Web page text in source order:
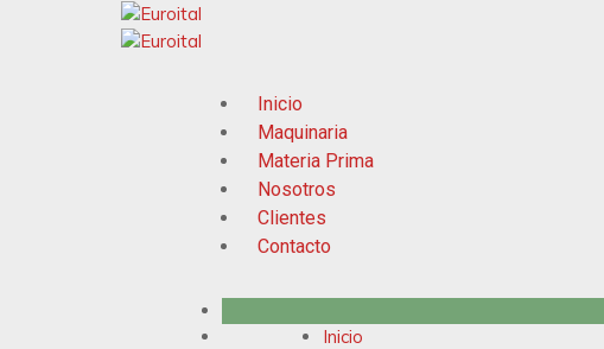
Inicio
Maquinaria
Materia Prima
Nosotros
Clientes
Contacto
Inicio